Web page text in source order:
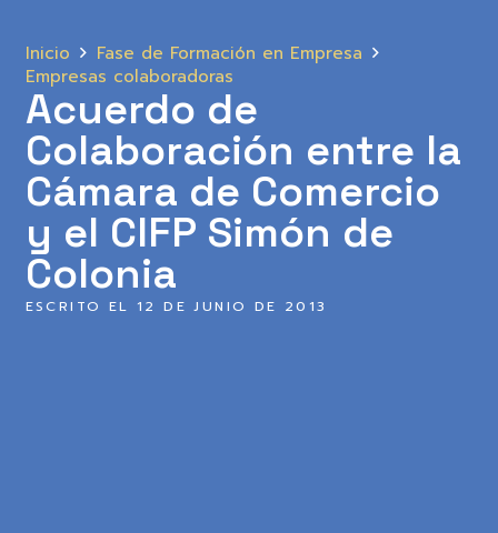
Inicio
Fase de Formación en Empresa
Empresas colaboradoras
Acuerdo de
Colaboración entre la
Cámara de Comercio
y el CIFP Simón de
Colonia
ESCRITO EL 12 DE JUNIO DE 2013